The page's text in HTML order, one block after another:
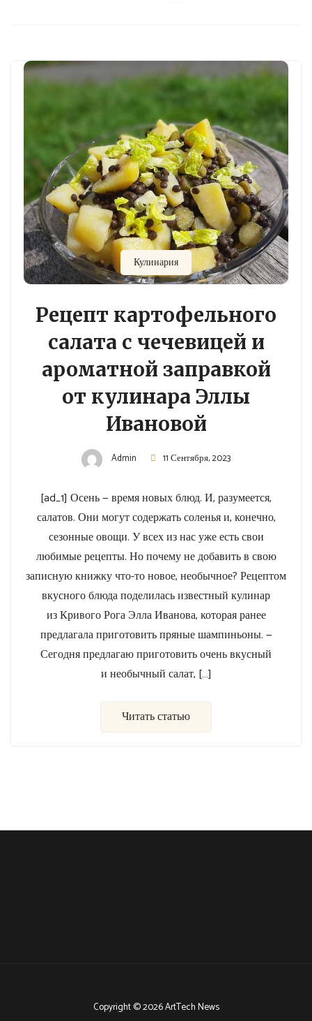
Кулинария
Рецепт картофельного
салата с чечевицей и
ароматной заправкой
от кулинара Эллы
Ивановой
Admin 11 Сентября, 2023
[ad_1] Осень — время новых блюд. И, разумеется,
салатов. Они могут содержать соленья и, конечно,
сезонные овощи. У всех из нас уже есть свои
любимые рецепты. Но почему не добавить в свою
записную книжку что-то новое, необычное? Рецептом
вкусного блюда поделилась известный кулинар
из Кривого Рога Элла Иванова, которая ранее
предлагала приготовить пряные шампиньоны. —
Сегодня предлагаю приготовить очень вкусный
и необычный салат, […]
Читать статью
Copyright © 2026 ArtTech News